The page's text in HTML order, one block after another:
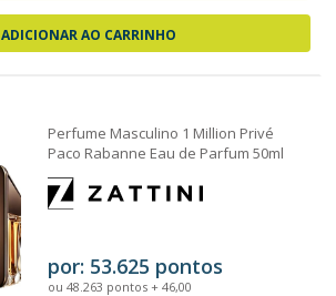
ADICIONAR AO CARRINHO
Perfume Masculino 1 Million Privé
Paco Rabanne Eau de Parfum 50ml
por: 53.625 pontos
ou 48.263 pontos + 46,00